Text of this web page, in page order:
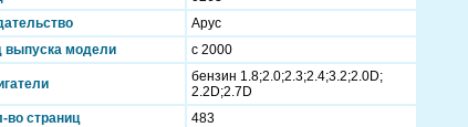
Арус
выпуска модели
с 2000
бензин 1.8;2.0;2.3;2.4;3.2;2.0D;
2.2D;2.7D
во страниц
483